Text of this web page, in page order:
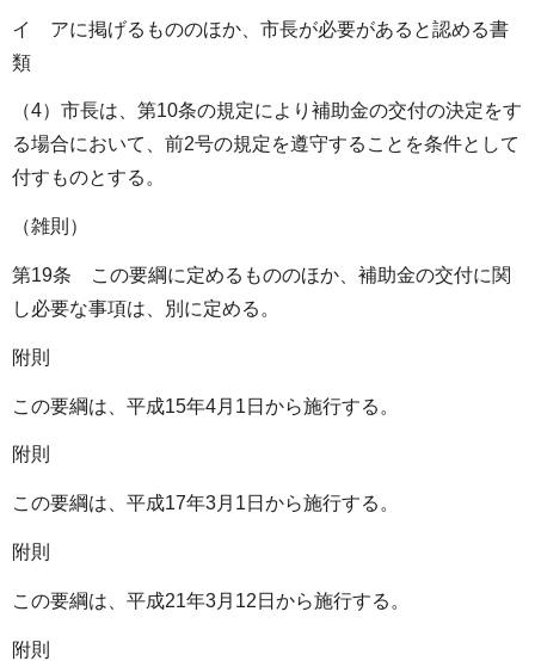
イ アに掲げるもののほか、市長が必要があると認める書
類
（4）市長は、第10条の規定により補助金の交付の決定をす
る場合において、前2号の規定を遵守することを条件として
付すものとする。
（雑則）
第19条 この要綱に定めるもののほか、補助金の交付に関
し必要な事項は、別に定める。
附則
この要綱は、平成15年4月1日から施行する。
附則
この要綱は、平成17年3月1日から施行する。
附則
この要綱は、平成21年3月12日から施行する。
附則